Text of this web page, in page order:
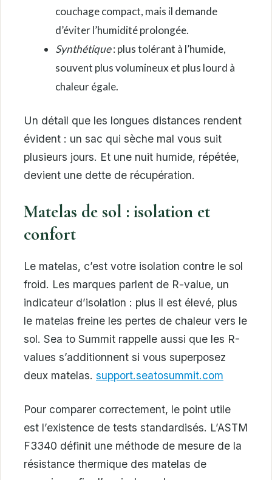
couchage compact, mais il demande
d’éviter l’humidité prolongée.
Synthétique: plus tolérant à l’humide,
souvent plus volumineux et plus lourd à
chaleur égale.
Un détail que les longues distances rendent
évident : un sac qui sèche mal vous suit
plusieurs jours. Et une nuit humide, répétée,
devient une dette de récupération.
Matelas de sol : isolation et
confort
Le matelas, c’est votre isolation contre le sol
froid. Les marques parlent de R-value, un
indicateur d’isolation : plus il est élevé, plus
le matelas freine les pertes de chaleur vers le
sol. Sea to Summit rappelle aussi que les R-
values s’additionnent si vous superposez
deux matelas. support.seatosummit.com
Pour comparer correctement, le point utile
est l’existence de tests standardisés. L’ASTM
F3340 définit une méthode de mesure de la
résistance thermique des matelas de